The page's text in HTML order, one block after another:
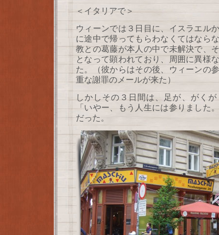
＜イタリアで＞
ウィーンでは３日目に、イスラエル
に途中で帰ってもらわなくてはなら
教との葛藤が本人の中で未解決で、
となって顕われており、周囲に異様
た。（彼からはその後、ウィーンの
重な謝罪のメールが来た）
しかしその３日間は、足が、がく
「いやー、もう人生には参りました
だった。